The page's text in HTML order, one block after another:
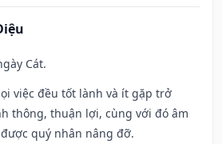
Cát.
việc đều tốt lành và ít gặp trở
thông, thuận lợi, cùng với đó âm
quý nhân nâng đỡ.